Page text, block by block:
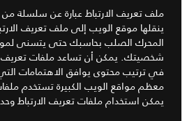
ملف تعريف الارتباط عبارة عن سلسلة
ينقلها موقع الويب إلى ملف تعريف
المحرك الصلب بحاسبك حتى يتسنى
شخصيتك. يمكن أن تساعد ملفات تعريف
في ترتيب محتوى يوافق الاهتمامات
معظم مواقع الويب الكبيرة تستخدم
يمكن استخدام ملفات تعريف الارتباط